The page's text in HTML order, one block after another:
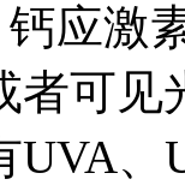
应激
者可见
UVA、